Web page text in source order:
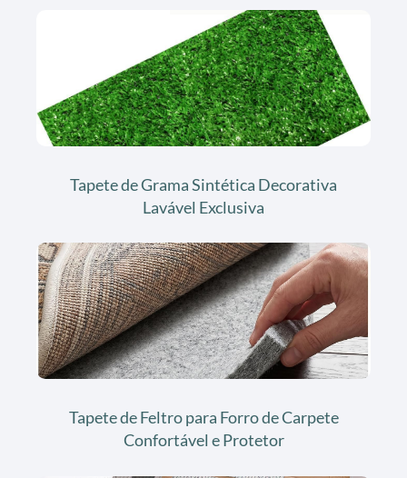
Tapete de Grama Sintética Decorativa
Lavável Exclusiva
Tapete de Feltro para Forro de Carpete
Confortável e Protetor